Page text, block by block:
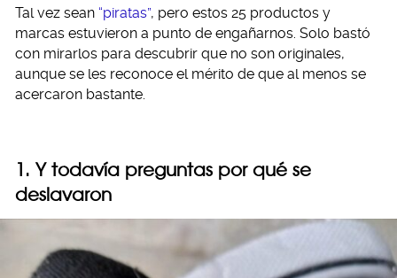
Tal vez sean “piratas”, pero estos 25 productos y
marcas estuvieron a punto de engañarnos. Solo bastó
con mirarlos para descubrir que no son originales,
aunque se les reconoce el mérito de que al menos se
acercaron bastante.
1. Y todavía preguntas por qué se
deslavaron